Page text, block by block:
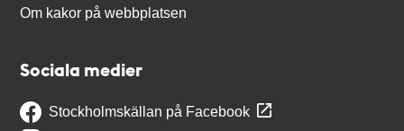
Om kakor på webbplatsen
Sociala medier
Stockholmskällan på Facebook